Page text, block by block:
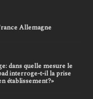
Allemagne
dans quelle mesure le
interroge-t-il la prise
établissement?»